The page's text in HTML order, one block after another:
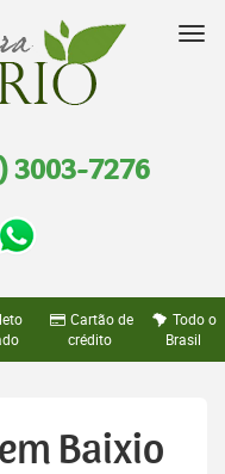
3003-7276
Cartão de
crédito
Todo o
Brasil
Baixio